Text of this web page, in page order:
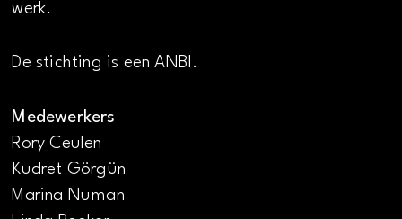
werk.
De stichting is een ANBI.
Medewerkers
Rory Ceulen
Kudret Görgün
Marina Numan